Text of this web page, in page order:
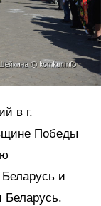
в г.
Победы
Беларусь и
Беларусь.